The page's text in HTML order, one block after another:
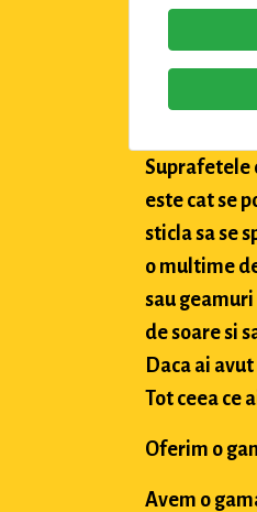
Suprafetele
este cat se
sticla sa se
o multime
sau
de soare si
Daca ai
Tot ceea ce
Oferim o
Avem o